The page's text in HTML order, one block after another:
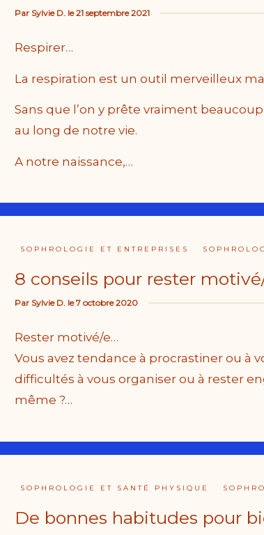
Par Sylvie D. le21 septembre 2021
Respirer…
La respiration est un outil merveilleux
Sans que l’on y prête vraiment
au long de notre vie.
A notre naissance,…
SOPHROLOGIE ET ENTREPRISES
8 conseils pour rester
Par Sylvie D. le7 octobre 2020
Rester motivé/e…
Vous avez tendance à procrastiner ou à
difficultés à vous organiser ou à rester
même ?…
SOPHROLOGIE ET SANTÉ PHYSIQUE
De bonnes habitudes pour